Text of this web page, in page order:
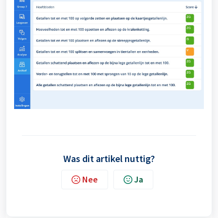
Was dit artikel nuttig?
Nee Ja